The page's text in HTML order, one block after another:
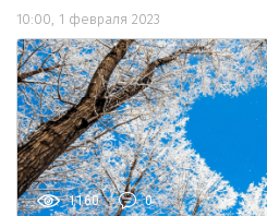
10:00, 1 февраля 2023
1160 0